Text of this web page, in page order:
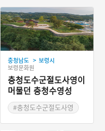
충청남도 > 보령시
보령문화원
충청도수군절도사영이
머물던 충청수영성
#충청도수군절도사영